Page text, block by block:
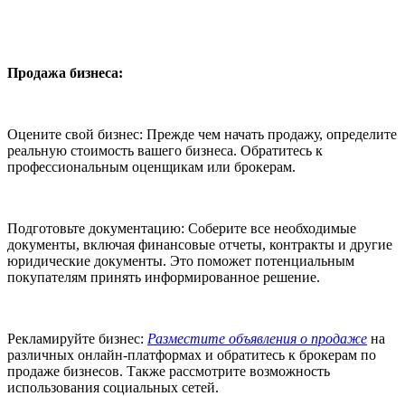
Продажа бизнеса:
Оцените свой бизнес: Прежде чем начать продажу, определите
реальную стоимость вашего бизнеса. Обратитесь к
профессиональным оценщикам или брокерам.
Подготовьте документацию: Соберите все необходимые
документы, включая финансовые отчеты, контракты и другие
юридические документы. Это поможет потенциальным
покупателям принять информированное решение.
Рекламируйте бизнес: Разместите объявления о продаже на
различных онлайн-платформах и обратитесь к брокерам по
продаже бизнесов. Также рассмотрите возможность
использования социальных сетей.